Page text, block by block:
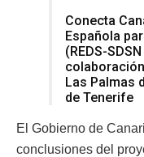
Conecta
Española
(REDS-
Las Palmas
de Tenerife
El Gobierno de
conclusiones del